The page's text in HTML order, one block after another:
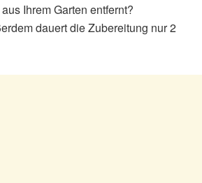
Ihrem Garten entfernt?
dauert die Zubereitung nur 2